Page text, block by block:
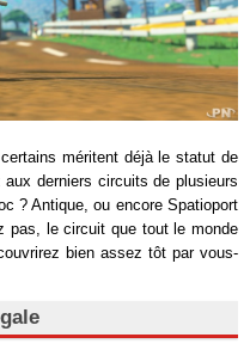
méritent déjà le statut de
derniers circuits de plusieurs
? Antique, ou encore Spatioport
pas, le circuit que tout le monde
bien assez tôt par vous-